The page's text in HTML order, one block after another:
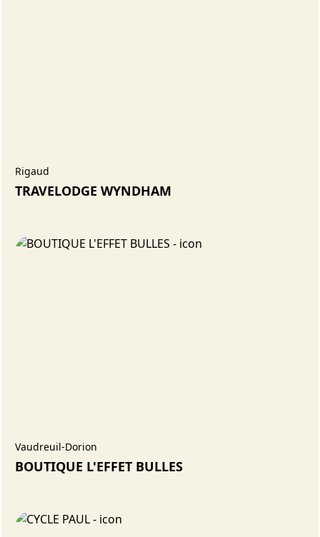
Rigaud
TRAVELODGE WYNDHAM
Vaudreuil-Dorion
BOUTIQUE L'EFFET BULLES